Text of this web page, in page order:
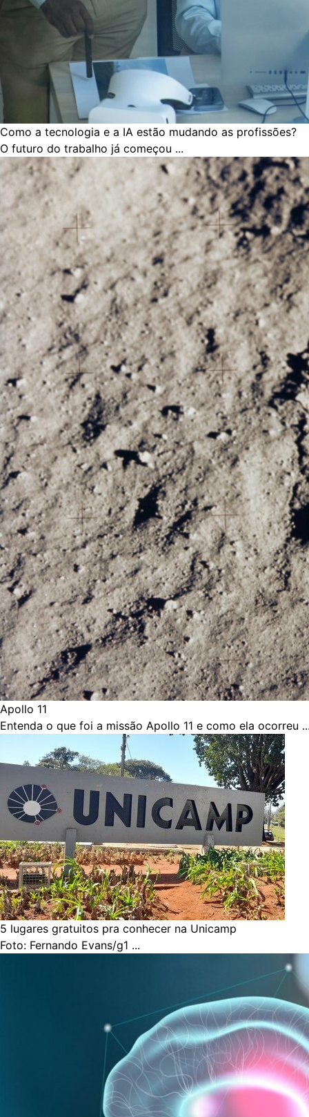
Como a tecnologia e a IA estão mudando as profissões?
O futuro do trabalho já começou ...
Apollo 11
Entenda o que foi a missão Apollo 11 e como ela ocorreu
5 lugares gratuitos pra conhecer na Unicamp
Foto: Fernando Evans/g1 ...